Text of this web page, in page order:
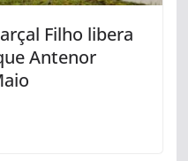
Filho libera
Antenor